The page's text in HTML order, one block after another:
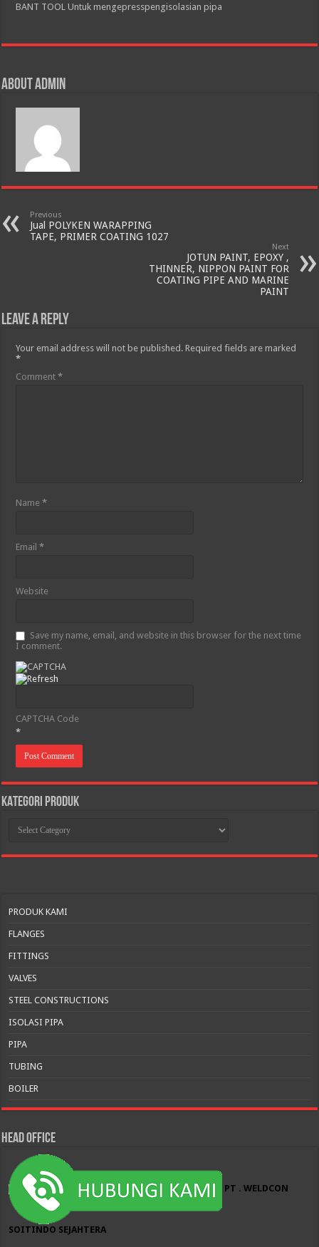
BANT TOOL Untuk mengepresspengisolasian pipa
About admin
Previous
Jual POLYKEN WARAPPING
TAPE, PRIMER COATING 1027
Next
JOTUN PAINT, EPOXY ,
THINNER, NIPPON PAINT FOR
COATING PIPE AND MARINE
PAINT
Leave a Reply
Your email address will not be published. Required fields are marked
*
Comment*
Name*
Email*
Website
Save my name, email, and website in this browser for the next time
I comment.
CAPTCHA Code
*
KATEGORI PRODUK
PRODUK
PRODUK KAMI
FLANGES
FITTINGS
VALVES
STEEL CONSTRUCTIONS
ISOLASI PIPA
PIPA
TUBING
BOILER
HEAD OFFICE
PT . WELDCON
SOITINDO SEJAHTERA